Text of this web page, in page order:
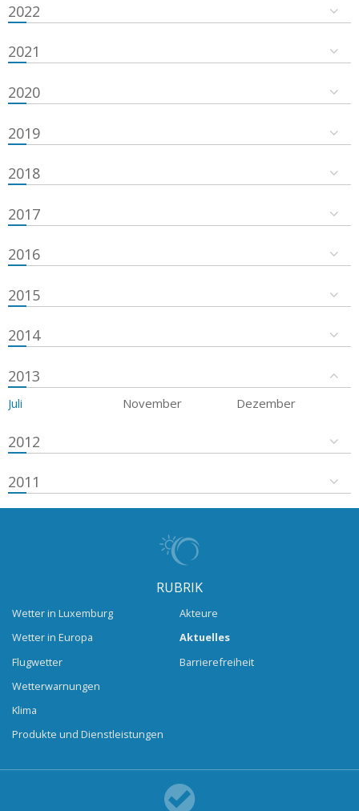
2022
2021
2020
2019
2018
2017
2016
2015
2014
2013
Juli November Dezember
2012
2011
RUBRIK
Wetter in Luxemburg
Wetter in Europa
Flugwetter
Wetterwarnungen
Klima
Produkte und Dienstleistungen
Akteure
Aktuelles
Barrierefreiheit